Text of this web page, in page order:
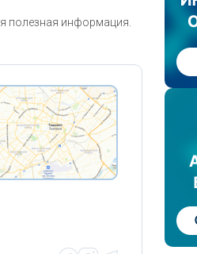
полезная информация.